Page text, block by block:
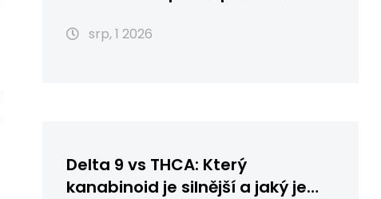
použitím
srp, 1 2026
Delta 9 vs THCA: Který
kanabinoid je silnější a jaký je